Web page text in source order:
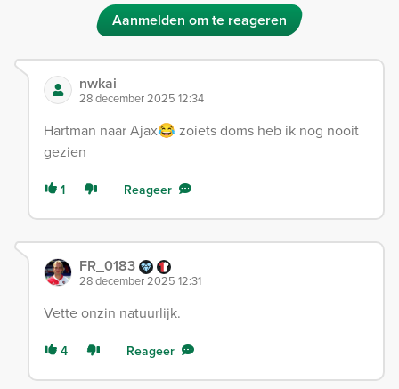
Aanmelden om te reageren
nwkai
28 december 2025 12:34
Hartman naar Ajax😂 zoiets doms heb ik nog nooit
gezien
1 Reageer
FR_0183
28 december 2025 12:31
Vette onzin natuurlijk.
4 Reageer